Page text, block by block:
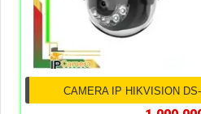
CAMERA IP HIKVISION